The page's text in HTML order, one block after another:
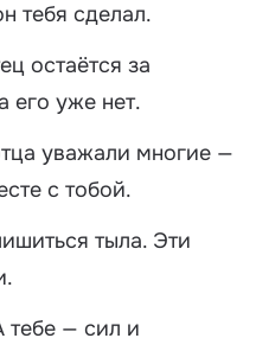
тебя сделал.
остаётся за
его уже нет.
уважали многие —
с тобой.
тыла. Эти
тебе — сил и